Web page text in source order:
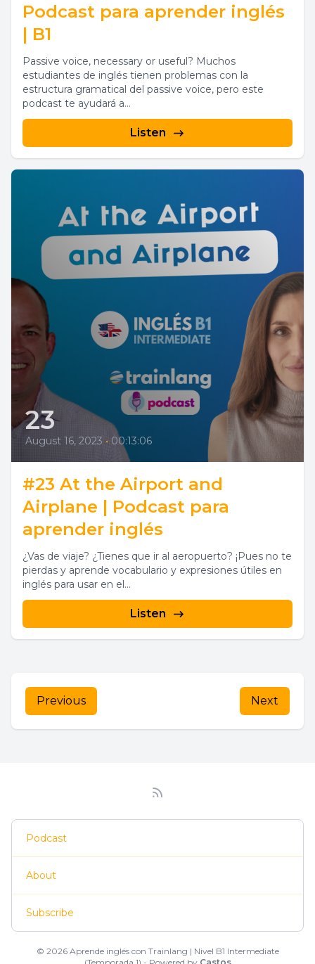
Podcast para aprender inglés
| B1
Passive voice, necessary or useful? Muchos
estudiantes de inglés tienen problemas con la
estructura gramatical del passive voice, pero este
podcast te ayudará a...
Listen
23
August 16, 2023 • 00:13:06
#23 At the Airport and
Airplane | Podcast para
aprender inglés
¿Vas de viaje? ¿Tienes que ir al aeropuerto? ¡Pues no te
pierdas y aprende vocabulario y expresiones útiles en
inglés para usar en el...
Listen
Previous Next
Podcast
About
Subscribe
© 2026 Aprende inglés con Trainlang | Nivel B1 Intermediate